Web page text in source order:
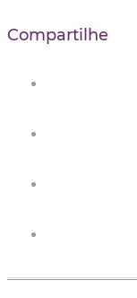
Compartilhe